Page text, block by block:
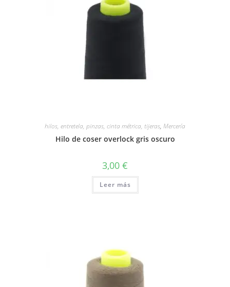
hilos, entretela, pinzas, cinta métrica, tijeras, Mercería
Hilo de coser overlock gris oscuro
3,00 €
Leer más